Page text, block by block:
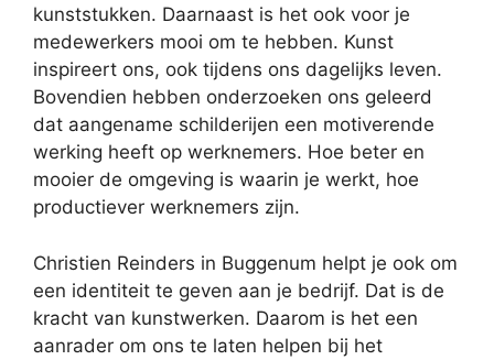
kunststukken. Daarnaast is het ook voor je
medewerkers mooi om te hebben. Kunst
inspireert ons, ook tijdens ons dagelijks leven.
Bovendien hebben onderzoeken ons geleerd
dat aangename schilderijen een motiverende
werking heeft op werknemers. Hoe beter en
mooier de omgeving is waarin je werkt, hoe
productiever werknemers zijn.
Christien Reinders in Buggenum helpt je ook om
een identiteit te geven aan je bedrijf. Dat is de
kracht van kunstwerken. Daarom is het een
aanrader om ons te laten helpen bij het